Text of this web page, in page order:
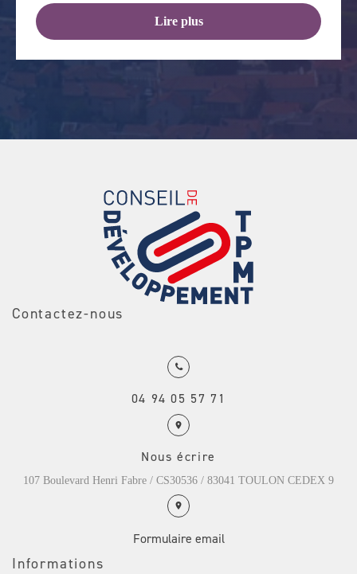
Lire plus
Contactez-nous
04 94 05 57 71
Nous écrire
107 Boulevard Henri Fabre / CS30536 / 83041 TOULON CEDEX 9
Formulaire email
Informations